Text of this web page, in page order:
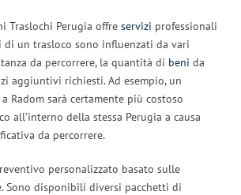
Traslochi Perugia offre servizi professionali
di un trasloco sono influenzati da vari
da percorrere, la quantità di beni da
aggiuntivi richiesti. Ad esempio, un
Radom sarà certamente più costoso
all’interno della stessa Perugia a causa
da percorrere.
personalizzato basato sulle
Sono disponibili diversi pacchetti di